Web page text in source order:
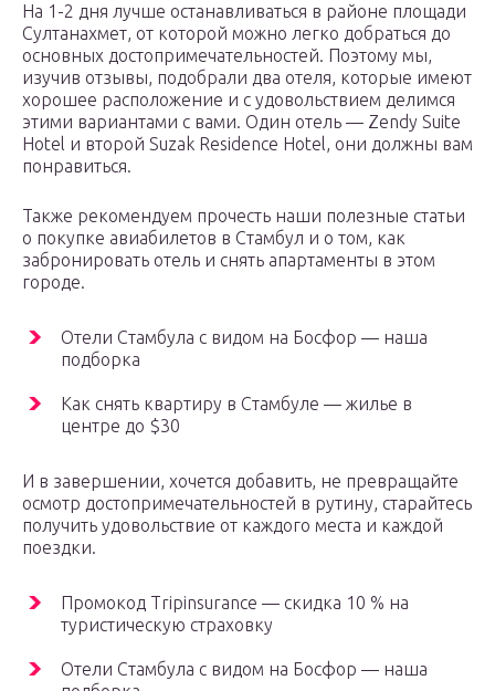
На 1-2 дня лучше останавливаться в районе площади
Султанахмет, от которой можно легко добраться до
основных достопримечательностей. Поэтому мы,
изучив отзывы, подобрали два отеля, которые имеют
хорошее расположение и с удовольствием делимся
этими вариантами с вами. Один отель — Zendy Suite
Hotel и второй Suzak Residence Hotel, они должны вам
понравиться.
Также рекомендуем прочесть наши полезные статьи
о покупке авиабилетов в Стамбул и о том, как
забронировать отель и снять апартаменты в этом
городе.
Отели Стамбула с видом на Босфор — наша
подборка
Как снять квартиру в Стамбуле — жилье в
центре до $30
И в завершении, хочется добавить, не превращайте
осмотр достопримечательностей в рутину, старайтесь
получить удовольствие от каждого места и каждой
поездки.
Промокод Tripinsurance — скидка 10 % на
туристическую страховку
Отели Стамбула с видом на Босфор — наша